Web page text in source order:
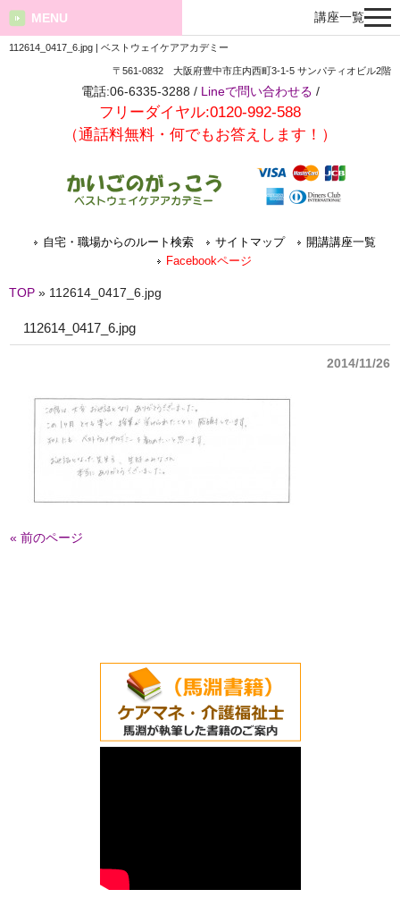
112614_0417_6.jpg | ベストウェイケアアカデミー
〒561-0832 大阪府豊中市庄内西町3-1-5 サンパティオビル2階
電話:06-6335-3288 / Lineで問い合わせる /
フリーダイヤル:0120-992-588
（通話料無料・何でもお答えします！）
自宅・職場からのルート検索 サイトマップ
開講講座一覧
Facebookページ
MENU
TOP » 112614_0417_6.jpg
112614_0417_6.jpg
2014/11/26
« 前のページ
講座一覧